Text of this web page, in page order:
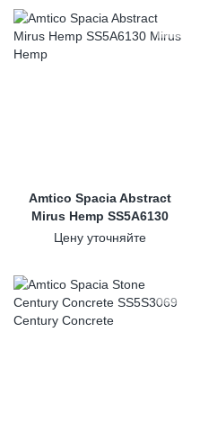
Amtico Spacia Abstract
Mirus Hemp SS5A6130
Цену уточняйте